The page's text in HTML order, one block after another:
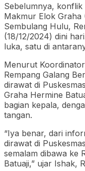
Sebelumnya,
Makmur Elok Graha
Sembulang Hulu,
(18/12/2024) dini
luka, satu di
Menurut
Rempang Galang
dirawat di
Graha Hermine
bagian kepala,
tangan.
“Iya benar, dari
dirawat di
semalam dibawa ke
Batuaji,” ujar Ishak,